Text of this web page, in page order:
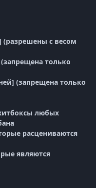
(разрешены с весом
только
(запрещена только
любых
расцениваются
являются